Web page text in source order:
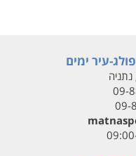
עיר ימים
09-
09-